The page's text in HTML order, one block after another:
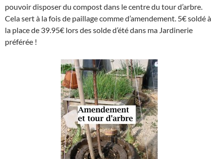
pouvoir disposer du compost dans le centre du tour d’arbre.
Cela sert à la fois de paillage comme d’amendement. 5€ soldé à
la place de 39.95€ lors des solde d’été dans ma Jardinerie
préférée !